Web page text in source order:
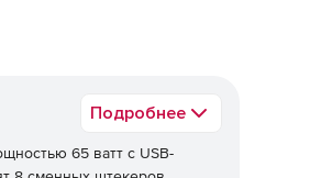
Подробнее
65 ватт с USB-